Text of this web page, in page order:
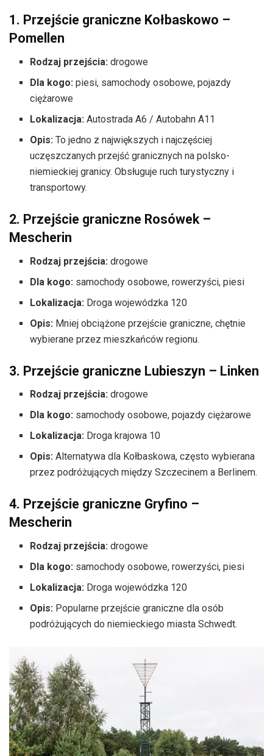
1. Przejście graniczne Kołbaskowo –
Pomellen
Rodzaj przejścia: drogowe
Dla kogo: piesi, samochody osobowe, pojazdy
ciężarowe
Lokalizacja: Autostrada A6 / Autobahn A11
Opis: To jedno z największych i najczęściej
uczęszczanych przejść granicznych na polsko-
niemieckiej granicy. Obsługuje ruch turystyczny i
transportowy.
2. Przejście graniczne Rosówek –
Mescherin
Rodzaj przejścia: drogowe
Dla kogo: samochody osobowe, rowerzyści, piesi
Lokalizacja: Droga wojewódzka 120
Opis: Mniej obciążone przejście graniczne, chętnie
wybierane przez mieszkańców regionu.
3. Przejście graniczne Lubieszyn – Linken
Rodzaj przejścia: drogowe
Dla kogo: samochody osobowe, pojazdy ciężarowe
Lokalizacja: Droga krajowa 10
Opis: Alternatywa dla Kołbaskowa, często wybierana
przez podróżujących między Szczecinem a Berlinem.
4. Przejście graniczne Gryfino –
Mescherin
Rodzaj przejścia: drogowe
Dla kogo: samochody osobowe, rowerzyści, piesi
Lokalizacja: Droga wojewódzka 120
Opis: Popularne przejście graniczne dla osób
podróżujących do niemieckiego miasta Schwedt.